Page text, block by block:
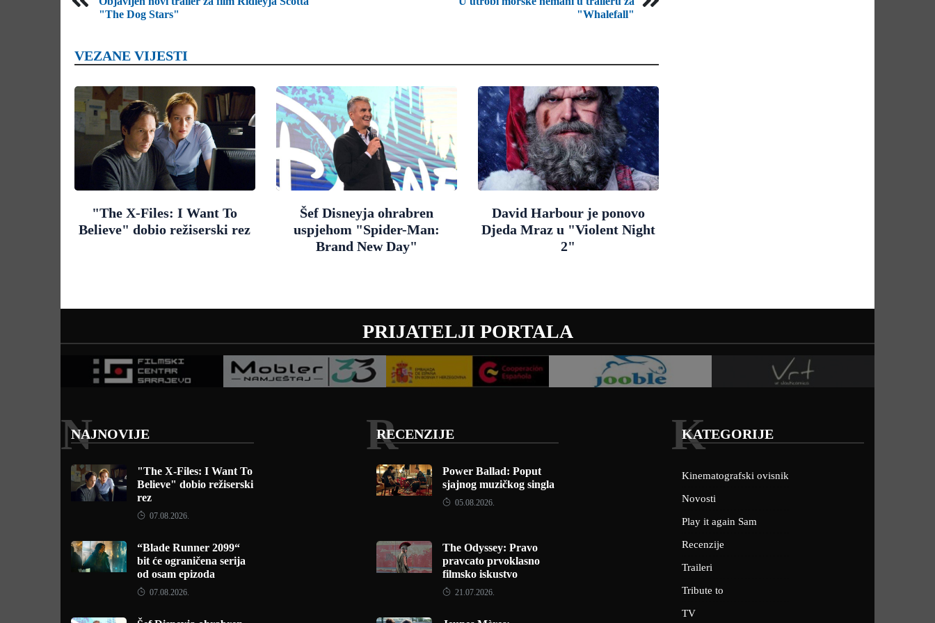
"The Dog Stars"
"Whalefall"
VEZANE VIJESTI
"The X-Files: I Want To
Believe" dobio režiserski rez
Šef Disneyja ohrabren
uspjehom "Spider-Man:
Brand New Day"
David Harbour je ponovo
Djeda Mraz u "Violent Night
2"
PRIJATELJI PORTALA
NAJNOVIJE
N
"The X-Files: I Want To
Believe" dobio režiserski
rez
07.08.2026.
“Blade Runner 2099“
bit će ograničena serija
od osam epizoda
07.08.2026.
RECENZIJE
R
Power Ballad: Poput
sjajnog muzičkog singla
05.08.2026.
The Odyssey: Pravo
pravcato prvoklasno
filmsko iskustvo
21.07.2026.
KATEGORIJE
K
Kinematografski ovisnik
Novosti
Play it again Sam
Recenzije
Traileri
Tribute to
TV